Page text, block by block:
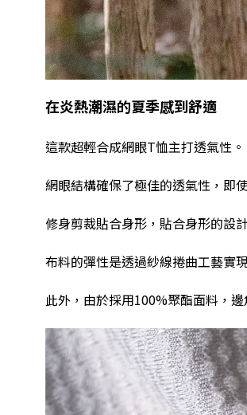
在炎熱潮濕的夏季感到舒適
這款超輕合成網眼T恤主打透氣性。
網眼結構確保了極佳的透氣性，即
修身剪裁貼合身形，貼合身形的設
布料的彈性是透過紗線捲曲工藝實
此外，由於採用100%聚酯面料，